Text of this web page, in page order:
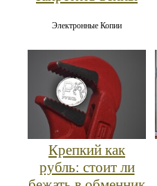
Электронные Копии
Крепкий как
рубль: стоит ли